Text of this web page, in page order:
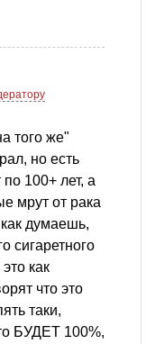
того же"
но есть
100+ лет, а
мрут от рака
как думаешь,
сигаретного
как
что это
таки,
БУДЕТ 100%,